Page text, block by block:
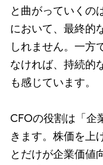
と曲がっていくの
において、最終的
しれません。一方
なければ、持続的
も感じています。
CFOの役割は「企
きます。株価を上
とだけが企業価値